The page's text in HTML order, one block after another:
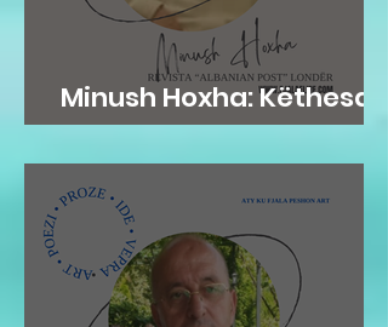
Minush Hoxha: Këthesa
emotive e zemres